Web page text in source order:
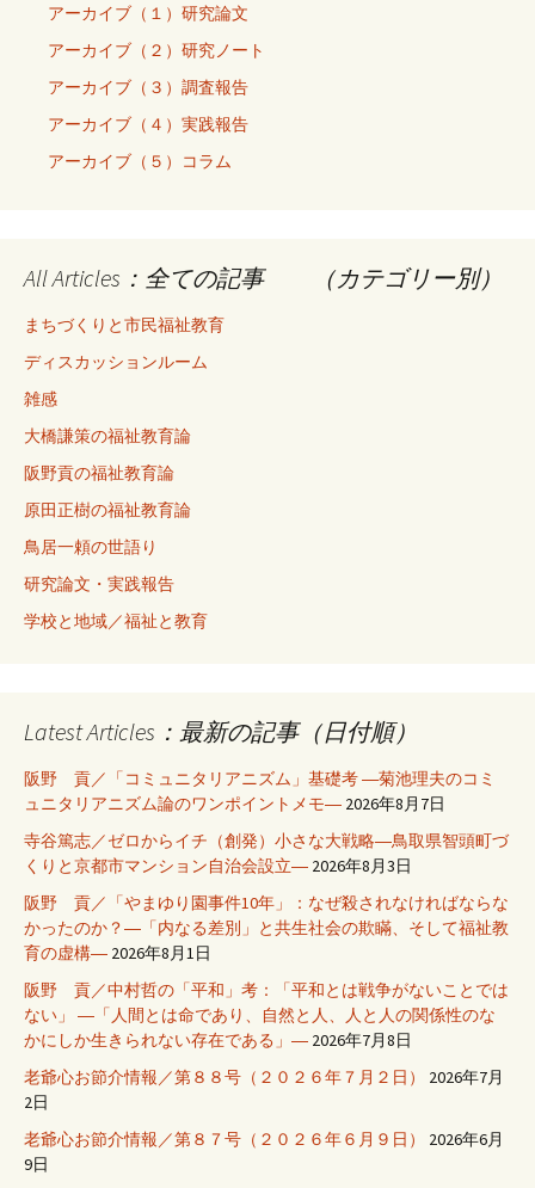
アーカイブ（１）研究論文
アーカイブ（２）研究ノート
アーカイブ（３）調査報告
アーカイブ（４）実践報告
アーカイブ（５）コラム
All Articles：全ての記事 （カテゴリー別）
まちづくりと市民福祉教育
ディスカッションルーム
雑感
大橋謙策の福祉教育論
阪野貢の福祉教育論
原田正樹の福祉教育論
鳥居一頼の世語り
研究論文・実践報告
学校と地域／福祉と教育
Latest Articles：最新の記事（日付順）
阪野 貢／「コミュニタリアニズム」基礎考 ―菊池理夫のコミ
ュニタリアニズム論のワンポイントメモ― 2026年8月7日
寺谷篤志／ゼロからイチ（創発）小さな大戦略―鳥取県智頭町づ
くりと京都市マンション自治会設立― 2026年8月3日
阪野 貢／「やまゆり園事件10年」：なぜ殺されなければならな
かったのか？―「内なる差別」と共生社会の欺瞞、そして福祉教
育の虚構― 2026年8月1日
阪野 貢／中村哲の「平和」考：「平和とは戦争がないことでは
ない」 ―「人間とは命であり、自然と人、人と人の関係性のな
かにしか生きられない存在である」― 2026年7月8日
老爺心お節介情報／第８８号（２０２６年７月２日）
2026年7月
2日
老爺心お節介情報／第８７号（２０２６年６月９日）
2026年6月
9日